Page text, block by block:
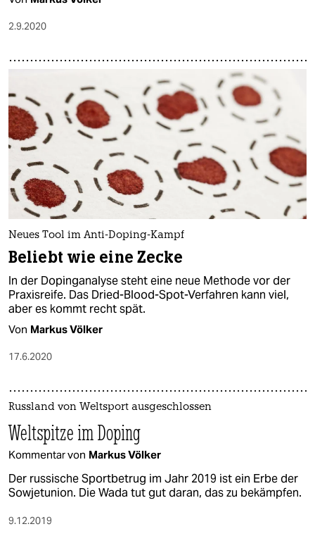
2.9.2020
Neues Tool im Anti-Doping-Kampf
Beliebt wie eine Zecke
In der Dopinganalyse steht eine neue Methode vor der
Praxisreife. Das Dried-Blood-Spot-Verfahren kann viel,
aber es kommt recht spät.
Von Markus Völker
17.6.2020
Russland von Weltsport ausgeschlossen
Weltspitze im Doping
Kommentar von Markus Völker
Der russische Sportbetrug im Jahr 2019 ist ein Erbe der
Sowjetunion. Die Wada tut gut daran, das zu bekämpfen.
9.12.2019